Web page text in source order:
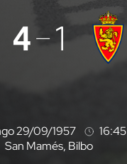
4 1
29/09/1957
16:45
U
San Mamés, Bilbo